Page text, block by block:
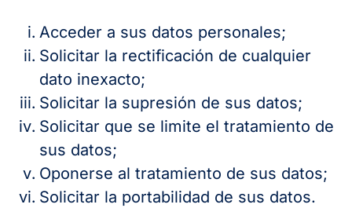
Acceder a sus datos personales;
Solicitar la rectificación de cualquier
dato inexacto;
Solicitar la supresión de sus datos;
Solicitar que se limite el tratamiento de
sus datos;
Oponerse al tratamiento de sus datos;
Solicitar la portabilidad de sus datos.